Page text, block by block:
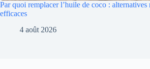
Par quoi remplacer l’huile de coco : alternatives
efficaces
4 août 2026